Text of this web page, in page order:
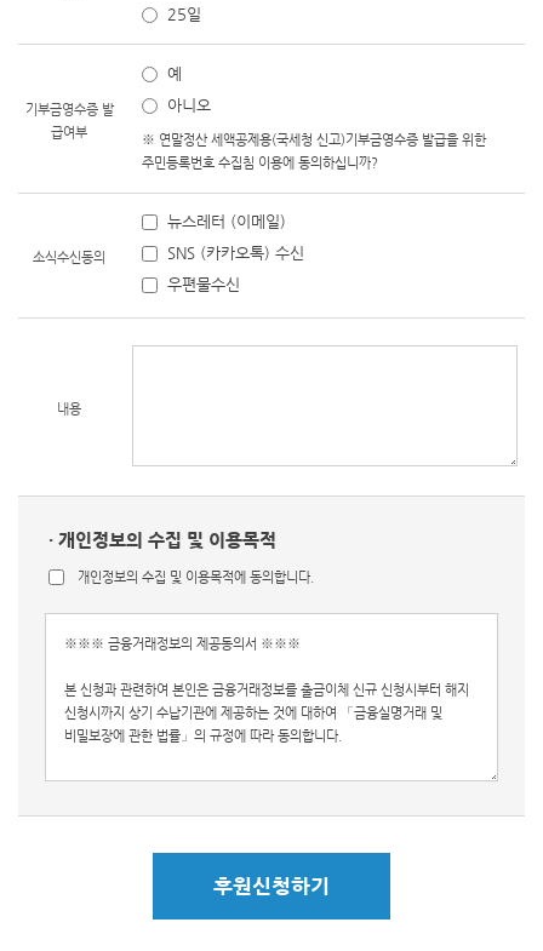
25일
기부금영수증 발
급여부
예
아니오
※ 연말정산 세액공제용(국세청 신고)기부금영수증 발급을 위한
주민등록번호 수집침 이용에 동의하십니까?
소식수신동의
뉴스레터 (이메일)
SNS (카카오톡) 수신
우편물수신
내용
· 개인정보의 수집 및 이용목적
개인정보의 수집 및 이용목적에 동의합니다.
후원신청하기